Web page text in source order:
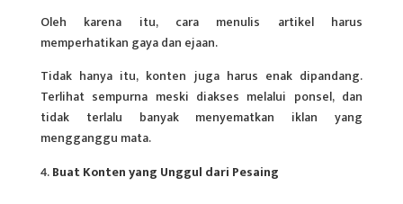
Oleh karena itu, cara menulis artikel harus
memperhatikan gaya dan ejaan.
Tidak hanya itu, konten juga harus enak dipandang.
Terlihat sempurna meski diakses melalui ponsel, dan
tidak terlalu banyak menyematkan iklan yang
mengganggu mata.
Buat Konten yang Unggul dari Pesaing